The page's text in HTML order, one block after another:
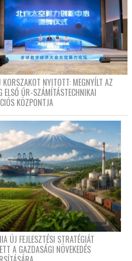
KORSZAKOT NYITOTT: MEGNYÍLT AZ
ELSŐ ŰR-SZÁMÍTÁSTECHNIKAI
KÖZPONTJA
ÚJ FEJLESZTÉSI STRATÉGIÁT
A GAZDASÁGI NÖVEKEDÉS